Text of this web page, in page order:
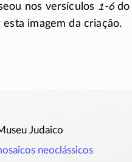
nos versículos 1-6do
imagem da criação.
Judaico
neoclássicos